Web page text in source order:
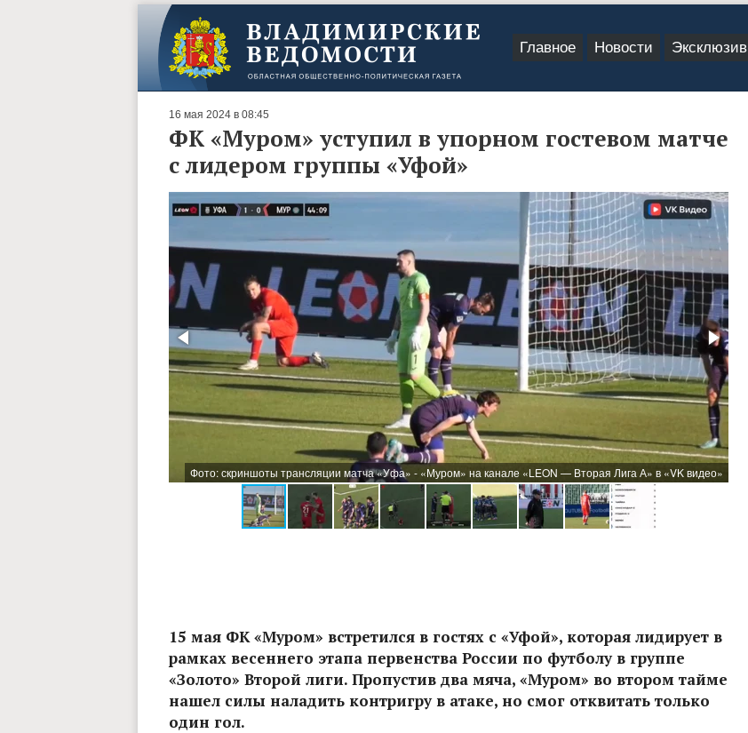
Главное Новости Эксклюзив
16 мая 2024 в 08:45
ФК «Муром» уступил в упорном гостевом матче
с лидером группы «Уфой»
Фото: скриншоты трансляции матча «Уфа» - «Муром» на канале «LEON — Вторая Лига А» в «VK видео»
15 мая ФК «Муром» встретился в гостях с «Уфой», которая лидирует в
рамках весеннего этапа первенства России по футболу в группе
«Золото» Второй лиги. Пропустив два мяча, «Муром» во втором тайме
нашел силы наладить контригру в атаке, но смог отквитать только
один гол.